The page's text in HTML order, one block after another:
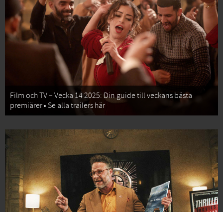
Film och TV – Vecka 14 2025: Din guide till veckans bästa
premiärer • Se alla trailers här